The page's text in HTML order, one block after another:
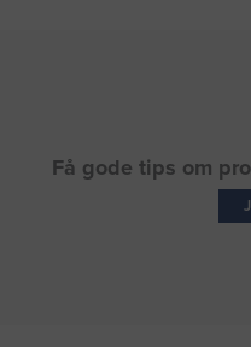
Få gode tips om